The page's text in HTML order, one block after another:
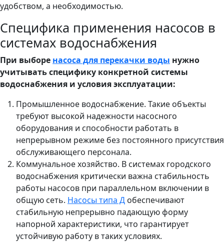
удобством, а необходимостью.
Специфика применения насосов в
системах водоснабжения
При выборе насоса для перекачки воды нужно
учитывать специфику конкретной системы
водоснабжения и условия эксплуатации:
Промышленное водоснабжение. Такие объекты
требуют высокой надежности насосного
оборудования и способности работать в
непрерывном режиме без постоянного присутствия
обслуживающего персонала.
Коммунальное хозяйство. В системах городского
водоснабжения критически важна стабильность
работы насосов при параллельном включении в
общую сеть. Насосы типа Д обеспечивают
стабильную непрерывно падающую форму
напорной характеристики, что гарантирует
устойчивую работу в таких условиях.